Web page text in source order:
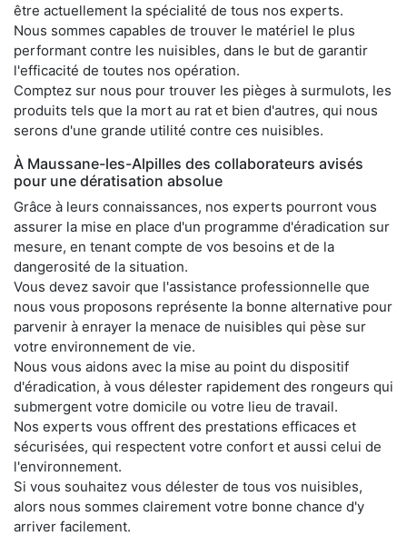
être actuellement la spécialité de tous nos experts.
Nous sommes capables de trouver le matériel le plus
performant contre les nuisibles, dans le but de garantir
l'efficacité de toutes nos opération.
Comptez sur nous pour trouver les pièges à surmulots, les
produits tels que la mort au rat et bien d'autres, qui nous
serons d'une grande utilité contre ces nuisibles.
À Maussane-les-Alpilles des collaborateurs avisés
pour une dératisation absolue
Grâce à leurs connaissances, nos experts pourront vous
assurer la mise en place d'un programme d'éradication sur
mesure, en tenant compte de vos besoins et de la
dangerosité de la situation.
Vous devez savoir que l'assistance professionnelle que
nous vous proposons représente la bonne alternative pour
parvenir à enrayer la menace de nuisibles qui pèse sur
votre environnement de vie.
Nous vous aidons avec la mise au point du dispositif
d'éradication, à vous délester rapidement des rongeurs qui
submergent votre domicile ou votre lieu de travail.
Nos experts vous offrent des prestations efficaces et
sécurisées, qui respectent votre confort et aussi celui de
l'environnement.
Si vous souhaitez vous délester de tous vos nuisibles,
alors nous sommes clairement votre bonne chance d'y
arriver facilement.